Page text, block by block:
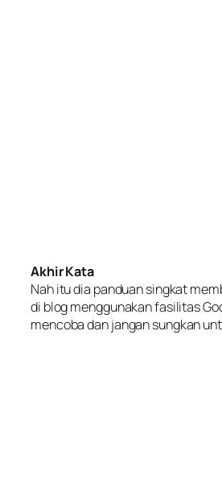
Akhir Kata
Nah itu dia panduan singkat
di blog menggunakan fasilitas
mencoba dan jangan sungkan